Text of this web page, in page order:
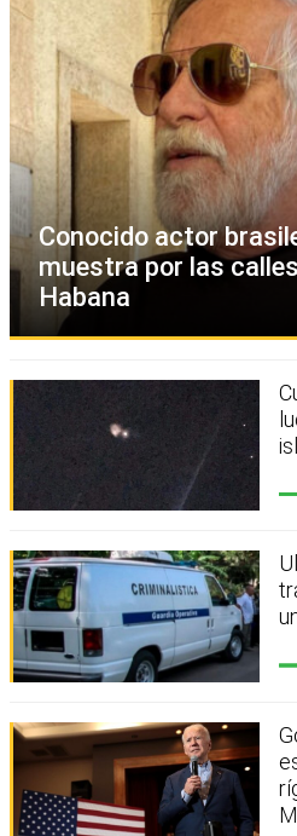
Conocido actor
muestra por las
Habana